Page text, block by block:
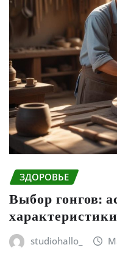
ЗДОРОВЬЕ
Выбор гонгов:
характеристики
studiohallo_